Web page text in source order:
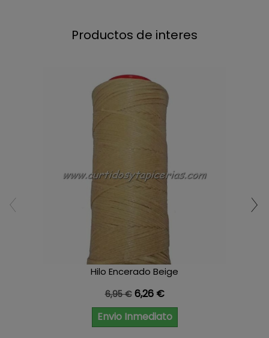
Productos de interes
Hilo Encerado Beige
Precio base
6,95 € Precio
6,26 €
Envio Inmediato